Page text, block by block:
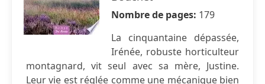
Nombre de pages: 179
La cinquantaine dépassée,
Irénée, robuste horticulteur
montagnard, vit seul avec sa mère, Justine.
Leur vie est réglée comme une mécanique bien